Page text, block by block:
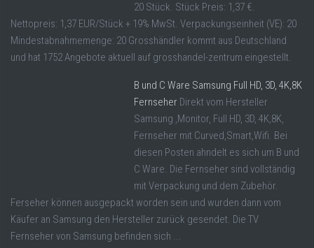
20 Stück. Stück Preis: 1,37 €.
Nettopreis: 1,37 EUR/Stück + 19% MwSt. Verpackungseinheit (VE): 20
Mindestabnahmemenge: 20 Grosshändler kommt aus Deutschland
und hat 1752 Angebote aktuell auf grosshandel-zentrum eingestellt.
B und C Ware Samsung Full HD, 3D, 4K,8K
Fernseher Direkt vom Hersteller
Samsung ,Monitor, Full HD, 3D, 4K,8K,
Fernseher mit Curved,Smart,Wifi. Bei
diesen Posten ahndelt es sich um B und
C Ware. Die Fernseher sind vollständig
mit Verpackung und dem Zubehör.
Ferseher können ausgepackt worden sein und wurden dann vom
Käufer an Samsung den Hersteller zurück gesendet. Die TV
Fernseher von Samsung befinden sich ...